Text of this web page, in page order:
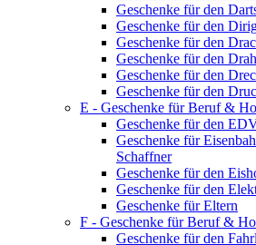
Geschenke für den
Geschenke für den
Geschenke für den
Geschenke für den
Geschenke für den
Geschenke für den
E - Geschenke für Beruf &
Geschenke für den
Geschenke für
Schaffner
Geschenke für den
Geschenke für den
Geschenke für Eltern
F - Geschenke für Beruf &
Geschenke für den